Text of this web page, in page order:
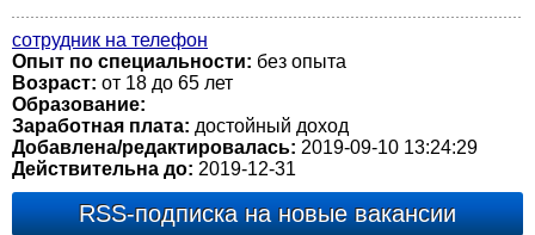
сотрудник на телефон
Опыт по специальности: без опыта
Возраст: от 18 до 65 лет
Образование:
Заработная плата: достойный доход
Добавлена/редактировалась: 2019-09-10 13:24:29
Действительна до: 2019-12-31
RSS-подписка на новые вакансии